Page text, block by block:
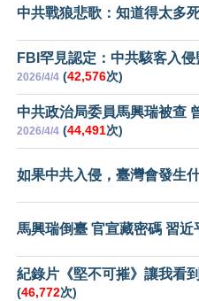
中共戰狼悲歌：知道得太多
FBI罕見認定：中共駭客入
2026/4/4 (42,576次)
中共政治局委員馬興瑞被查
2026/4/4 (44,491次)
如果中共入侵，臺灣會發生
馬興瑞倒臺 官宣藏密碼 習近
紀錄片《堅不可摧》讓我看
(46,772次)